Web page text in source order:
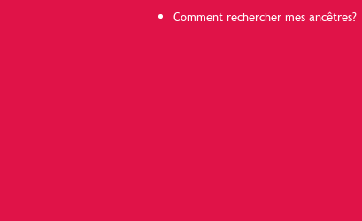
Comment rechercher mes ancêtres?